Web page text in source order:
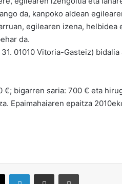
da, kanpoko aldean
egilearen izena, helbidea
da.
01010 Vitoria-Gasteiz) bidalia
€; bigarren saria: 700 € eta
Epaimahaiaren epaitza